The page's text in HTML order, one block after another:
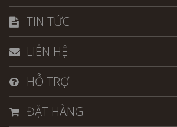
TIN TỨC
LIÊN HỆ
HỖ TRỢ
ĐẶT HÀNG